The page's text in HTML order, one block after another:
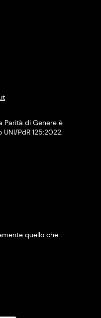
Parità di Genere è
PdR 125:2022.
quello che